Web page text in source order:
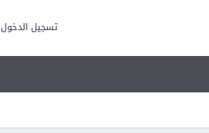
تسجيل الدخول